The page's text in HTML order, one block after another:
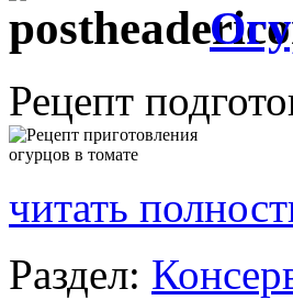
Рецепт
читать
Раздел: